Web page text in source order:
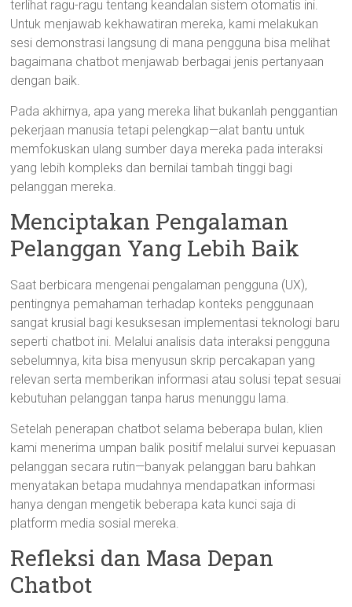
terlihat ragu-ragu tentang keandalan sistem otomatis ini.
Untuk menjawab kekhawatiran mereka, kami melakukan
sesi demonstrasi langsung di mana pengguna bisa melihat
bagaimana chatbot menjawab berbagai jenis pertanyaan
dengan baik.
Pada akhirnya, apa yang mereka lihat bukanlah penggantian
pekerjaan manusia tetapi pelengkap—alat bantu untuk
memfokuskan ulang sumber daya mereka pada interaksi
yang lebih kompleks dan bernilai tambah tinggi bagi
pelanggan mereka.
Menciptakan Pengalaman
Pelanggan Yang Lebih Baik
Saat berbicara mengenai pengalaman pengguna (UX),
pentingnya pemahaman terhadap konteks penggunaan
sangat krusial bagi kesuksesan implementasi teknologi baru
seperti chatbot ini. Melalui analisis data interaksi pengguna
sebelumnya, kita bisa menyusun skrip percakapan yang
relevan serta memberikan informasi atau solusi tepat sesuai
kebutuhan pelanggan tanpa harus menunggu lama.
Setelah penerapan chatbot selama beberapa bulan, klien
kami menerima umpan balik positif melalui survei kepuasan
pelanggan secara rutin—banyak pelanggan baru bahkan
menyatakan betapa mudahnya mendapatkan informasi
hanya dengan mengetik beberapa kata kunci saja di
platform media sosial mereka.
Refleksi dan Masa Depan
Chatbot